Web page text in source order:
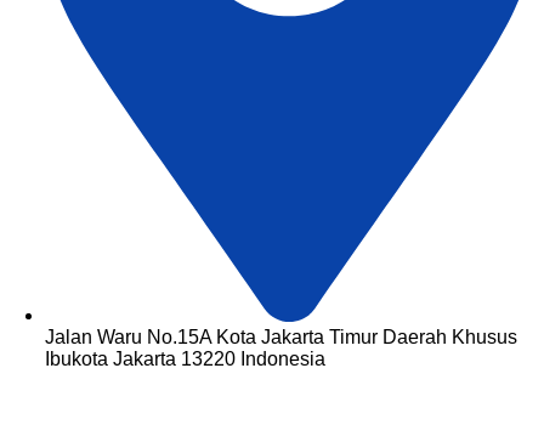
Jalan Waru No.15A Kota Jakarta Timur Daerah Khusus
Ibukota Jakarta 13220 Indonesia